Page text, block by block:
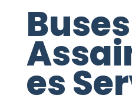
Buses
es